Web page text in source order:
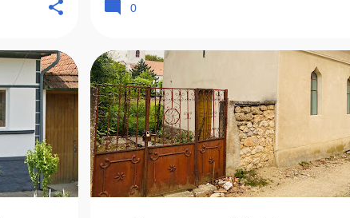
0
+4 1871 CAPELA ROMANA UNITA